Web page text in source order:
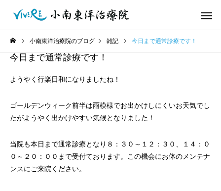
小南東洋治療院のブログ 雑記 今日まで通常診療です！
今日まで通常診療です！
ようやく行楽日和になりましたね！
ゴールデンウィーク前半は雨模様でお出かけしにくいお天気でし
たがようやく出かけやすい気候となりました！
当院も本日まで通常診療となり８：３０～１２：３０、１４：０
０～２０：００まで受付ております。この機会にお体のメンテナ
ンスにご来院ください。